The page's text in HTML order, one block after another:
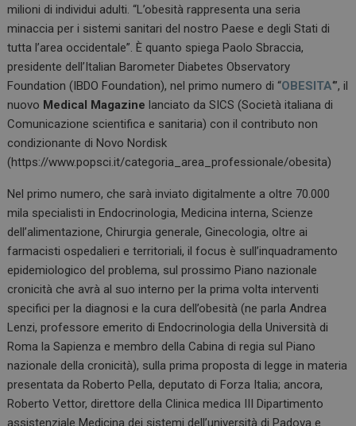
o
o
k
n
A
p
p
milioni di individui adulti. “L’obesità rappresenta una seria
minaccia per i sistemi sanitari del nostro Paese e degli Stati di
tutta l’area occidentale”. È quanto spiega Paolo Sbraccia,
presidente dell’Italian Barometer Diabetes Observatory
Foundation (IBDO Foundation), nel primo numero di “OBESITA‘”, il
nuovo Medical Magazine lanciato da SICS (Società italiana di
Comunicazione scientifica e sanitaria) con il contributo non
condizionante di Novo Nordisk
(https://www.popsci.it/categoria_area_professionale/obesita)
Nel primo numero, che sarà inviato digitalmente a oltre 70.000
mila specialisti in Endocrinologia, Medicina interna, Scienze
dell’alimentazione, Chirurgia generale, Ginecologia, oltre ai
farmacisti ospedalieri e territoriali, il focus è sull’inquadramento
epidemiologico del problema, sul prossimo Piano nazionale
cronicità che avrà al suo interno per la prima volta interventi
specifici per la diagnosi e la cura dell’obesità (ne parla Andrea
Lenzi, professore emerito di Endocrinologia della Università di
Roma la Sapienza e membro della Cabina di regia sul Piano
nazionale della cronicità), sulla prima proposta di legge in materia
presentata da Roberto Pella, deputato di Forza Italia; ancora,
Roberto Vettor, direttore della Clinica medica III Dipartimento
assistenziale Medicina dei sistemi dell’università di Padova e